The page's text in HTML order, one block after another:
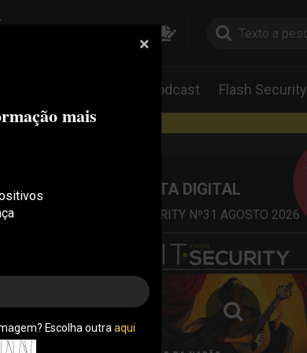
Podcast Flash Security
✔️ Inscrições abertas
iOS que
REVISTA DIGITAL
IT SECURITY Nº31 AGOSTO 2026
×
mais
Escolha outraaqui